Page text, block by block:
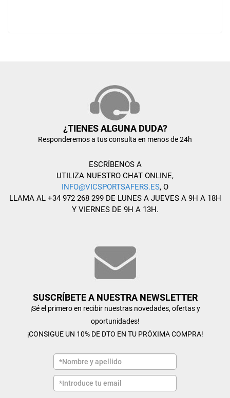
¿TIENES ALGUNA DUDA?
Responderemos a tus consulta en menos de 24h
ESCRÍBENOS A
UTILIZA NUESTRO CHAT ONLINE,
INFO@VICSPORTSAFERS.ES, O
LLAMA AL +34 972 268 299 DE LUNES A JUEVES A 9H A 18H
Y VIERNES DE 9H A 13H.
SUSCRÍBETE A NUESTRA NEWSLETTER
¡Sé el primero en recibir nuestras novedades, ofertas y
oportunidades!
¡CONSIGUE UN 10% DE DTO EN TU PRÓXIMA COMPRA!